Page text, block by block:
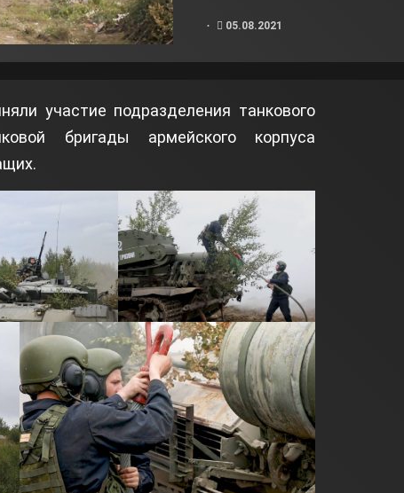
05.08.2021
участие подразделения танкового
бригады армейского корпуса